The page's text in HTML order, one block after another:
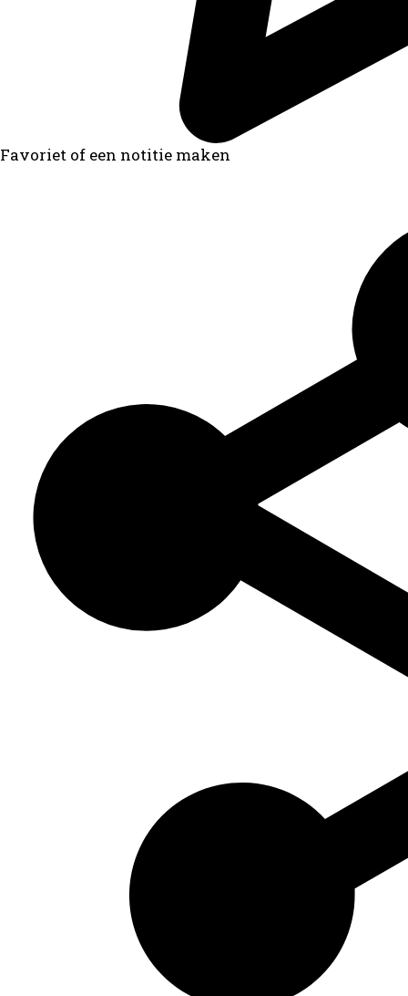
Favoriet of een notitie maken